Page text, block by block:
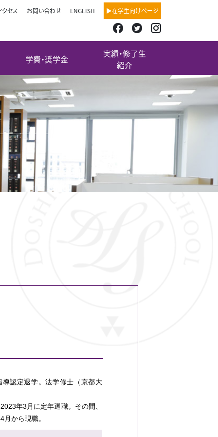
クセス お問い合わせ ENGLISH ▶在学生向けページ
学費・奨学金
実績・修了生
紹介
認定退学。法学修士（京都大
年3月に定年退職。その間、
から現職。